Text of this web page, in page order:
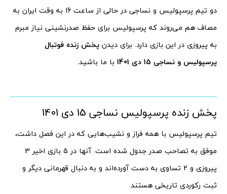
دو تیم پرسپولیس و نساجی در حالی از ساعت 16 به وقت ایران به
مصاف هم می‌روند که پرسپولیس برای حفظ صدرنشینی نیاز مبرم
به پیروزی در این بازی دارد. برای دیدن پخش زنده فوتبال
پرسپولیس و نساجی 15 دی
1401 با ما باشید.
پخش زنده پرسپولیس نساجی 15 دی 1401
تیم پرسپولیس با همه فراز و نشیب‌هایی که در این فصل داشت،
موفق به تصاحب صدر جدول شده است. آنها در 5 بازی اخیر 3
پیروزی و 2 تساوی به دست آورده‌اند و به دنبال قهرمانی دیگر و
ثبت رکوردی تاریخی هستند.